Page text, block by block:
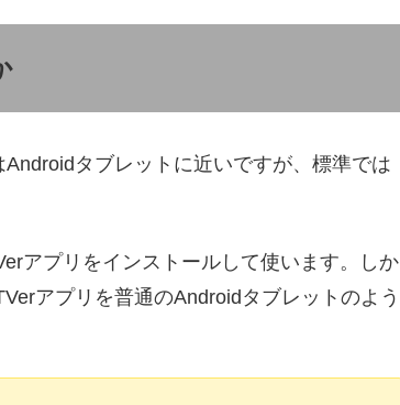
タブレットに近いですが、標準では
アプリをインストールして使います。しか
アプリを普通のAndroidタブレットのよう